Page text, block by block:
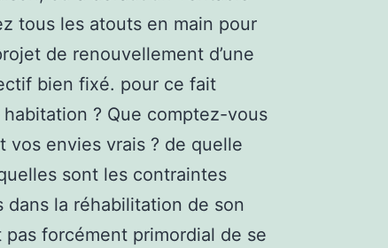
tous les atouts en main pour
de renouvellement d’une
bien fixé. pour ce fait
? Que comptez-vous
vos envies vrais ? de quelle
sont les contraintes
dans la réhabilitation de son
forcément primordial de se